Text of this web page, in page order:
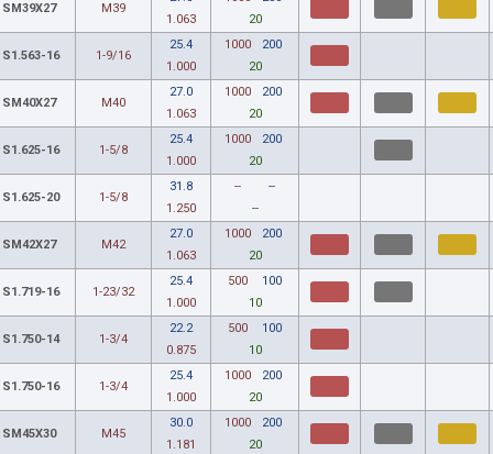
SM39X27 M39
1.063
20
S1.563-16 1-9/16
25.4
1.000
1000
200
20
SM40X27 M40
27.0
1.063
1000
200
20
S1.625-16 1-5/8
25.4
1.000
1000
200
20
S1.625-20 1-5/8
31.8
1.250
--
--
--
SM42X27 M42
27.0
1.063
1000
200
20
S1.719-16 1-23/32
25.4
1.000
500
100
10
S1.750-14 1-3/4
22.2
0.875
500
100
10
S1.750-16 1-3/4
25.4
1.000
1000
200
20
SM45X30 M45
30.0
1.181
1000
200
20